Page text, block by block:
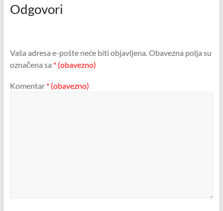
Odgovori
Vaša adresa e-pošte neće biti objavljena.Obavezna polja su
označena sa * (obavezno)
Komentar * (obavezno)